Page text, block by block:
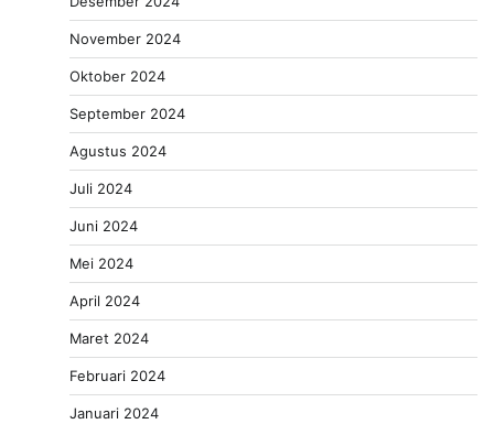
November 2024
Oktober 2024
September 2024
Agustus 2024
Juli 2024
Juni 2024
Mei 2024
April 2024
Maret 2024
Februari 2024
Januari 2024